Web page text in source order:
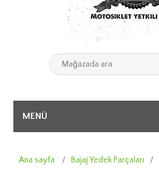
MENÜ
Ana sayfa / Bajaj Yedek Parçaları /